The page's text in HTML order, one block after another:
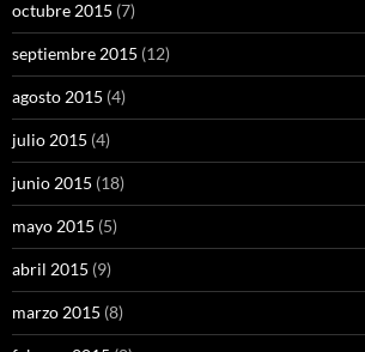
octubre 2015 (7)
septiembre 2015 (12)
agosto 2015 (4)
julio 2015 (4)
junio 2015 (18)
mayo 2015 (5)
abril 2015 (9)
marzo 2015 (8)